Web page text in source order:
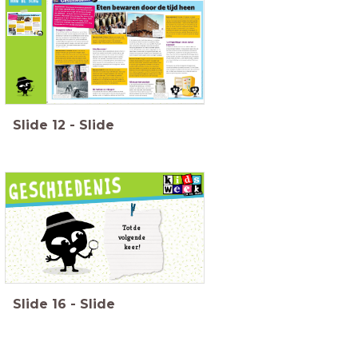
Tekstgerichte vragen:
Wat zijn micro-organismen?
Waar moet je op letten als je eten langere tijdbewaard?
Noem vijf manieren hoe je eten kunt bewaren alsje geen koelkast hebt.
Noem een aantal bewaartechnieken uit de tekstdie enigszins te vergelijken zijn
met de werkingvan de koelkast.
Denk je dat je makkelijk zonder koelkast zoukunnen? Licht je antwoord toe.
Kan jij nog een bewaartechniek bedenken die nietis genoemd? Je mag je fantasie
gebruiken!
zeldzame-foto-van-vincent-van-gogh
Slide 12 - Slide
Tot de
volgende
keer!
Slide 16 - Slide